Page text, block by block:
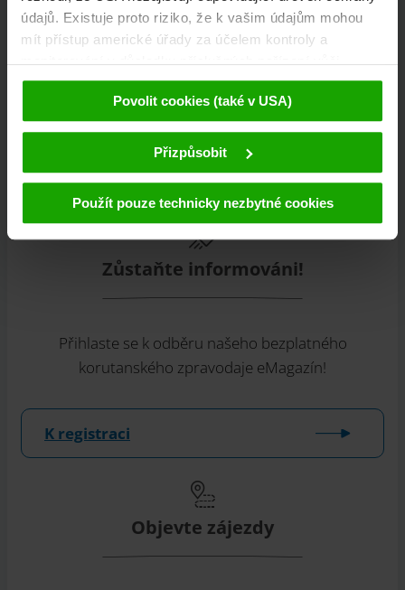
údajů. Existuje proto riziko, že k vašim údajům mohou
mít přístup americké úřady za účelem kontroly a
monitorování v důsledku příslušných nařízení vůči
poskytovatelům třetích stran (např. Google, Meta) a že
proti tomu nejsou k dispozici žádné účinné právní
prostředky. Kliknutím na tlačítko "Přijmout cookies"
souhlasíte s tím, že cookies mohou být používány námi
a poskytovateli třetích stran (také v USA). Tyto údaje
Další podrobnosti týkající se cookies a případné pozdější
Povolit cookies (také v USA)
Přizpůsobit
Použít pouze technicky nezbytné cookies
Völkermarkter Ring 21 - 23
Rakousko
+43/463/3000
info@kaernten.at
Zůstaňte informováni!
Přihlaste se k odběru našeho bezplatného
korutanského zpravodaje eMagazín!
K registraci
Objevte zájezdy